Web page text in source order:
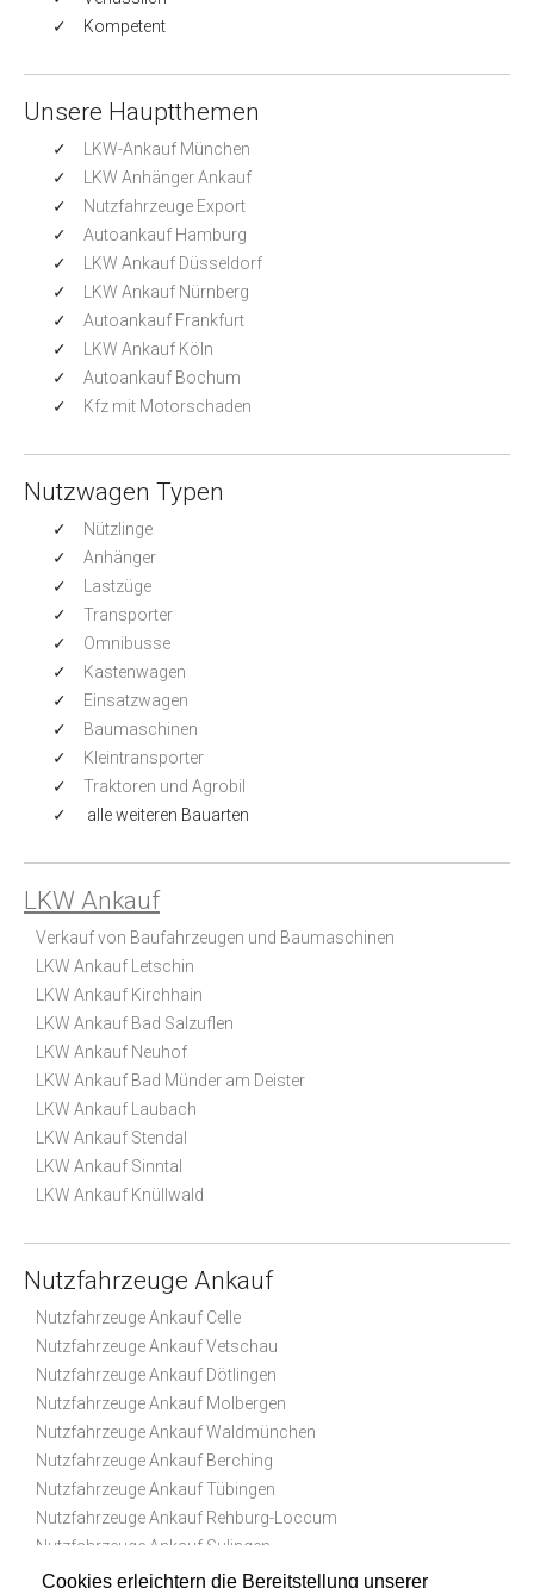
Cookies erleichtern die Bereitstellung unserer
Kompetent
Unsere Hauptthemen
LKW-Ankauf München
LKW Anhänger Ankauf
Nutzfahrzeuge Export
Autoankauf Hamburg
LKW Ankauf Düsseldorf
LKW Ankauf Nürnberg
Autoankauf Frankfurt
LKW Ankauf Köln
Autoankauf Bochum
Kfz mit Motorschaden
Nutzwagen Typen
Nützlinge
Anhänger
Lastzüge
Transporter
Omnibusse
Kastenwagen
Einsatzwagen
Baumaschinen
Kleintransporter
Traktoren und Agrobil
alle weiteren Bauarten
LKW Ankauf
Verkauf von Baufahrzeugen und Baumaschinen
LKW Ankauf Letschin
LKW Ankauf Kirchhain
LKW Ankauf Bad Salzuflen
LKW Ankauf Neuhof
LKW Ankauf Bad Münder am Deister
LKW Ankauf Laubach
LKW Ankauf Stendal
LKW Ankauf Sinntal
LKW Ankauf Knüllwald
Nutzfahrzeuge Ankauf
Nutzfahrzeuge Ankauf Celle
Nutzfahrzeuge Ankauf Vetschau
Nutzfahrzeuge Ankauf Dötlingen
Nutzfahrzeuge Ankauf Molbergen
Nutzfahrzeuge Ankauf Waldmünchen
Nutzfahrzeuge Ankauf Berching
Nutzfahrzeuge Ankauf Tübingen
Nutzfahrzeuge Ankauf Rehburg-Loccum
Nutzfahrzeuge Ankauf Sulingen
Nutzfahrzeuge Ankauf Drochtersen